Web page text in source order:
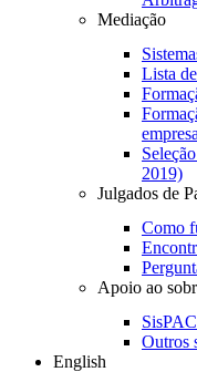
Mediação
Lista
2019)
Julgados de
Como
Apoio ao
Outros
English